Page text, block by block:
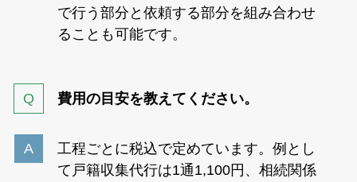
で行う部分と依頼する部分を組み合わせ
ることも可能です。
費用の目安を教えてください。
工程ごとに税込で定めています。例とし
て戸籍収集代行は1通1,100円、相続関係